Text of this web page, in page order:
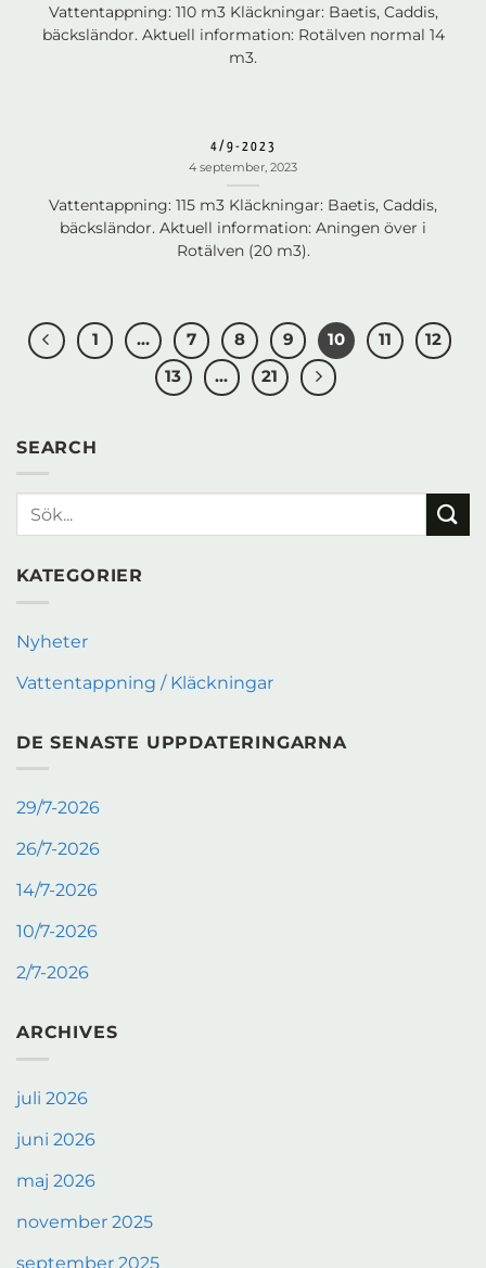
Vattentappning: 110 m3 Kläckningar: Baetis, Caddis,
bäcksländor. Aktuell information: Rotälven normal 14
m3.
4/9-2023
4 september, 2023
Vattentappning: 115 m3 Kläckningar: Baetis, Caddis,
bäcksländor. Aktuell information: Aningen över i
Rotälven (20 m3).
1 … 7 8 9 10 11
12
13
… 21
SEARCH
KATEGORIER
Nyheter
Vattentappning / Kläckningar
DE SENASTE UPPDATERINGARNA
29/7-2026
26/7-2026
14/7-2026
10/7-2026
2/7-2026
ARCHIVES
juli 2026
juni 2026
maj 2026
november 2025
september 2025